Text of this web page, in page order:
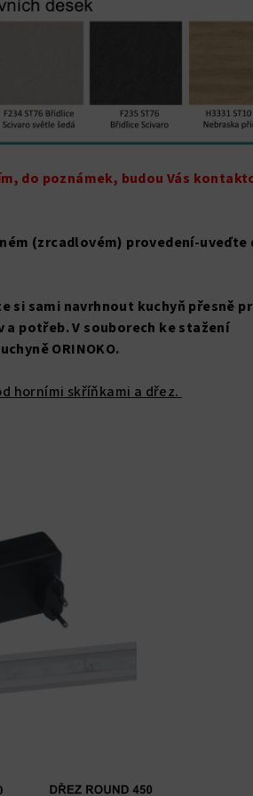
do poznámek, budou Vás
(zrcadlovém) provedení-uveďte
si sami navrhnout kuchyň přesně
a potřeb. V souborech ke stažení
ORINOKO.
horními skříňkami a dřez.